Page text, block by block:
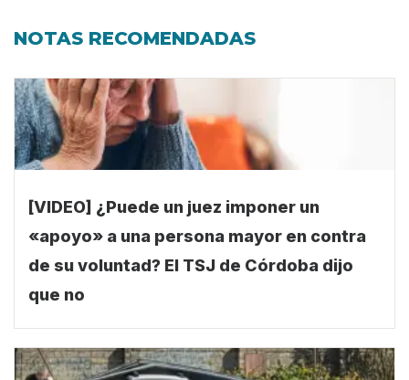
NOTAS RECOMENDADAS
[VIDEO] ¿Puede un juez imponer un
«apoyo» a una persona mayor en contra
de su voluntad? El TSJ de Córdoba dijo
que no